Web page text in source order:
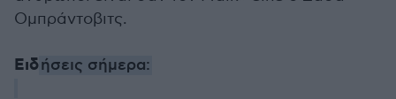
Ομπράντοβιτς.
Ειδήσεις σήμερα: